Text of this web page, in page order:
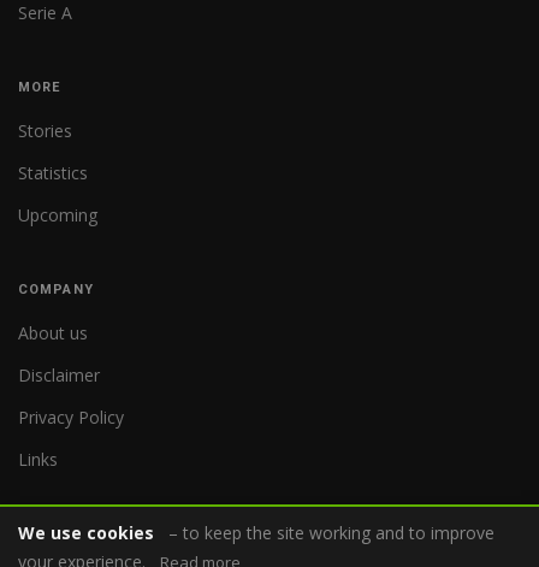
Serie A
MORE
Stories
Statistics
Upcoming
COMPANY
About us
Disclaimer
Privacy Policy
Links
We use cookies
– to keep the site working and to improve
your experience.
Read more